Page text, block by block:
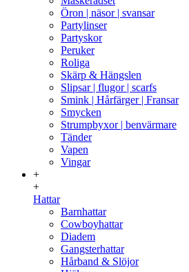
Öron | näsor | svansar
Partylinser
Partyskor
Peruker
Roliga
Skärp & Hängslen
Slipsar | flugor | scarfs
Smink | Hårfärger | Fransar
Smycken
Strumpbyxor | benvärmare
Tänder
Vapen
Vingar
+
+
Hattar
Barnhattar
Cowboyhattar
Diadem
Gangsterhattar
Hårband & Slöjor